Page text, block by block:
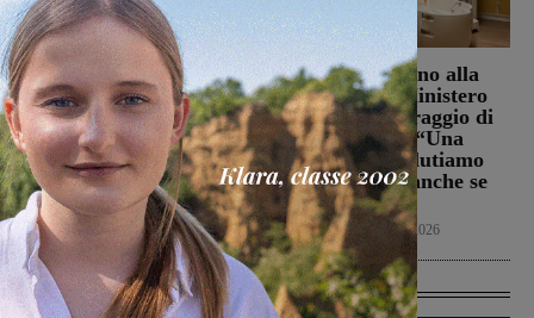
La Futsal Sangiovannese
ha scelto la strada della
continuità, appena un
paio i volti nuovi
San Giovanni Valdarno
6 Agosto 2026
Punto Nascita, no alla
deroga ma il Ministero
apre al monitoraggio di
sei mesi. Vadi: “Una
risposta che valutiamo
positivamente anche se
con prudenza”
Cronaca 6 Agosto 2026
Ultime Calcio